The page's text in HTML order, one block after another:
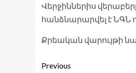
Վերջիններիս
հանձնարարվել է ՆԳՆ
Քրեական վարույթի
Previous